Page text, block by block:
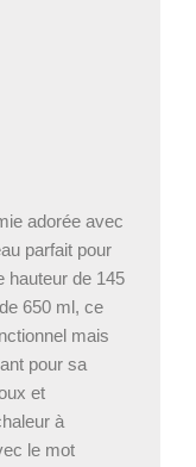
adorée avec
parfait pour
hauteur de 145
650 ml, ce
mais
pour sa
et
à
le mot